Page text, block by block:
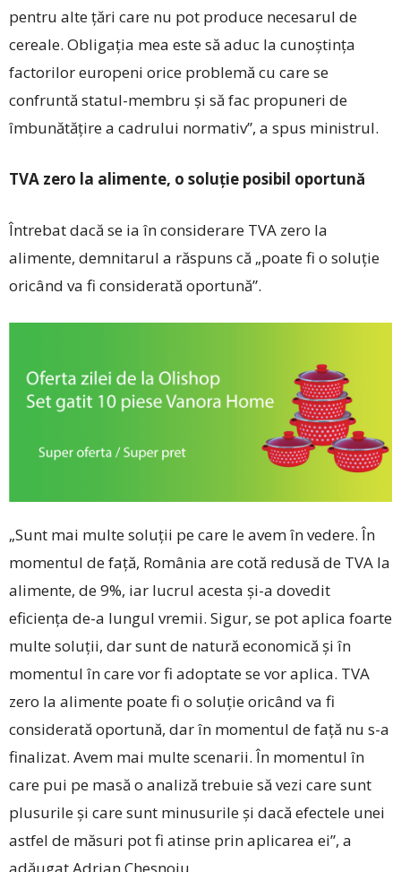
pentru alte ţări care nu pot produce necesarul de
cereale. Obligaţia mea este să aduc la cunoştinţa
factorilor europeni orice problemă cu care se
confruntă statul-membru şi să fac propuneri de
îmbunătăţire a cadrului normativ”, a spus ministrul.
TVA zero la alimente, o soluție posibil oportună
Întrebat dacă se ia în considerare TVA zero la
alimente, demnitarul a răspuns că „poate fi o soluţie
oricând va fi considerată oportună”.
„Sunt mai multe soluţii pe care le avem în vedere. În
momentul de faţă, România are cotă redusă de TVA la
alimente, de 9%, iar lucrul acesta şi-a dovedit
eficienţa ­de-a lungul vremii. Sigur, se pot aplica foarte
multe soluţii, dar sunt de natură economică şi în
momentul în care vor fi adoptate se vor aplica. TVA
zero la alimente poate fi o soluţie oricând va fi
considerată oportună, dar în momentul de faţă nu s-a
finalizat. Avem mai multe scenarii. În momentul în
care pui pe masă o analiză trebuie să vezi care sunt
plusurile şi care sunt minusurile şi dacă efectele unei
astfel de măsuri pot fi atinse prin aplicarea ei”, a